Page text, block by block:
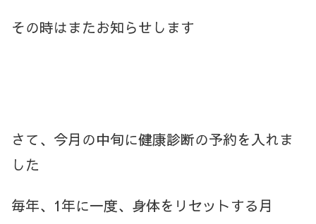
その時はまたお知らせします
さて、今月の中旬に健康診断の予約を入れま
した
毎年、1年に一度、身体をリセットする月